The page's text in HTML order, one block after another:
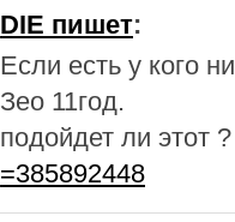
DIE пишет:
Если есть у кого
Зео 11год.
подойдет ли этот
=385892448